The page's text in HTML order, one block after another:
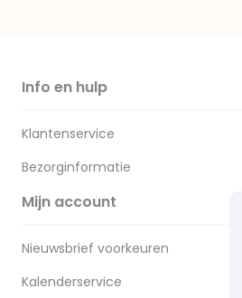
Info en hulp
Klantenservice
Bezorginformatie
Mijn account
Nieuwsbrief voorkeuren
Kalenderservice